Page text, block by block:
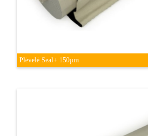
Plėvelė Seal+ 150µm